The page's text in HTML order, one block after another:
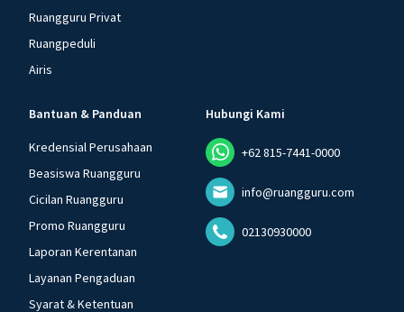
Ruangguru Privat
Ruangpeduli
Airis
Bantuan & Panduan
Kredensial Perusahaan
Beasiswa Ruangguru
Cicilan Ruangguru
Promo Ruangguru
Laporan Kerentanan
Layanan Pengaduan
Syarat & Ketentuan
Hubungi Kami
+62 815-7441-0000
info@ruangguru.com
02130930000